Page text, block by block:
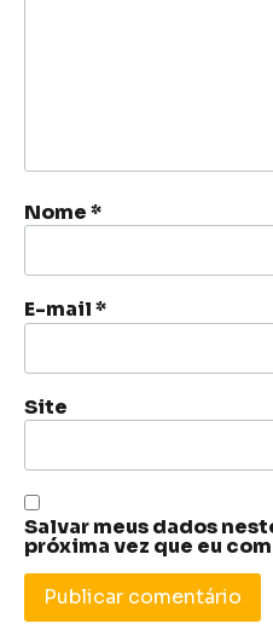
Nome*
E-mail*
Site
Salvar meus dados
próxima vez que eu